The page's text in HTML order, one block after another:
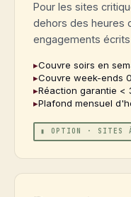
Pour les sites
dehors des heures
engagements
Couvre soirs en
Couvre week-ends
Réaction garantie <
Plafond mensuel
▮ OPTION · SITES